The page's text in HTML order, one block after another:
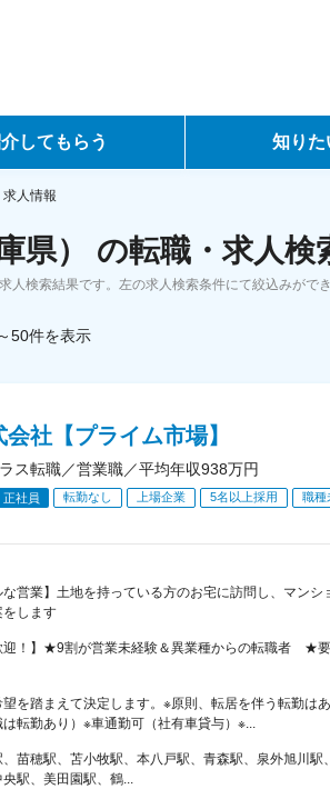
してもらう
ス
知りた
データで見る転
人情報
県） の転職・求人検
人検索結果です。左の求人検索条件にて絞込みができ
50件を表示
社【プライム市場】
ス転職／営業職／平均年収938万円
正社員 転勤なし 上場企業 5名以上採用 職種
な営業】土地を持っている方のお宅に訪問し、マンシ
をします
迎！】★9割が営業未経験＆異業種からの転職者 ★
望を踏まえて決定します。※原則、転居を伴う転勤は
転勤あり）※車通勤可（社有車貸与）※...
苗穂駅、苫小牧駅、本八戸駅、青森駅、泉外旭川駅
駅、美田園駅、鶴...